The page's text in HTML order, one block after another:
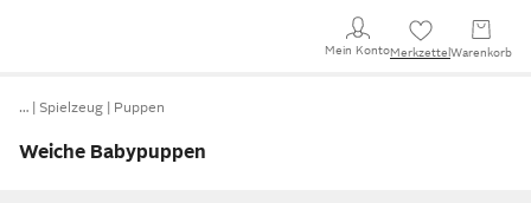
Mein KontoMerkzettel Warenkorb
… Spielzeug Puppen
Weiche Babypuppen